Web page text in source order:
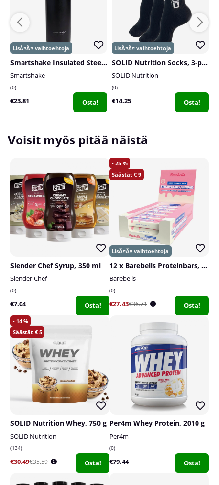
Smartshake Insulated Steel, 750 ml
Smartshake
0
€23.81 Osta!
SOLID Nutrition Socks, 3-pack, Black
SOLID Nutrition
0
€14.25 Osta!
Voisit myös pitää näistä
Slender Chef Syrup, 350 ml
Slender Chef
0
€7.04 Osta!
25
9
12 x Barebells Proteinbars, 55 g
Barebells
0
€27.43€36.71 Osta!
14
5
SOLID Nutrition Whey, 750 g
SOLID Nutrition
134
€30.49€35.59 Osta!
Per4m Whey Protein, 2010 g
Per4m
0
€79.44 Osta!